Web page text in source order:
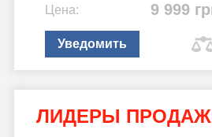
Цена: 9 999
Уведомить
ЛИДЕРЫ ПРОДАЖ